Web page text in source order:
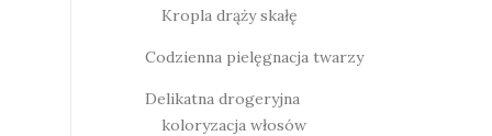
Kropla drąży skałę
Codzienna pielęgnacja twarzy
Delikatna drogeryjna
koloryzacja włosów